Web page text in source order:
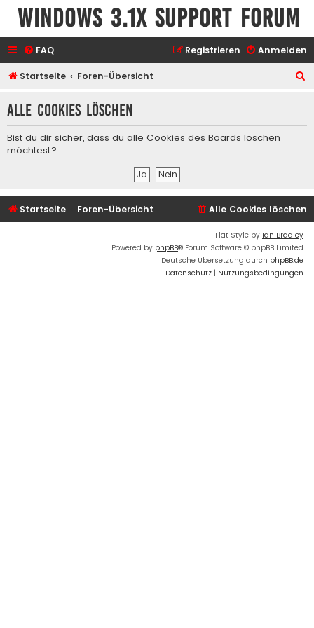
Windows 3.1x Support Forum
FAQ Anmelden
Registrieren
Startseite Foren-Übersicht
h
Alle Cookies löschen
Bist du dir sicher, dass du alle Cookies des Boards löschen
möchtest?
Startseite Foren-Übersicht Alle Cookies löschen
Flat Style by Ian Bradley
Powered by phpBB® Forum Software © phpBB Limited
Deutsche Übersetzung durch phpBB.de
Datenschutz | Nutzungsbedingungen